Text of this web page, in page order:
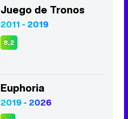
Euphoria
2019 - 2026
8,1
La Casa de Papel
2017 - 2021